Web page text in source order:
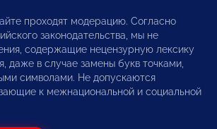
проходят модерацию. Согласно
законодательства, мы не
содержащие нецензурную лексику
даже в случае замены букв точками,
символами. Не допускаются
к межнациональной и социальной